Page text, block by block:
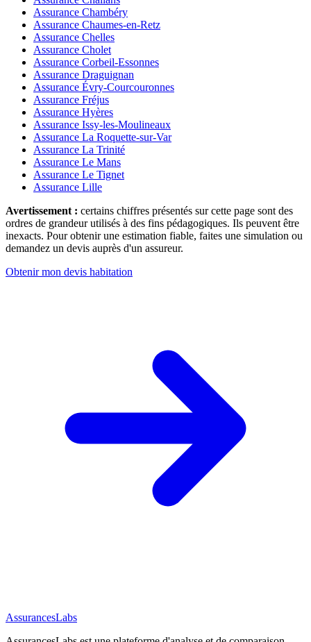
Assurance Chambéry
Assurance Chaumes-en-Retz
Assurance Chelles
Assurance Cholet
Assurance Corbeil-Essonnes
Assurance Draguignan
Assurance Évry-Courcouronnes
Assurance Fréjus
Assurance Hyères
Assurance Issy-les-Moulineaux
Assurance La Roquette-sur-Var
Assurance La Trinité
Assurance Le Mans
Assurance Le Tignet
Assurance Lille
Avertissement : certains chiffres présentés sur cette page sont des
ordres de grandeur utilisés à des fins pédagogiques. Ils peuvent être
inexacts. Pour obtenir une estimation fiable, faites une simulation ou
demandez un devis auprès d'un assureur.
Obtenir mon devis habitation
AssurancesLabs